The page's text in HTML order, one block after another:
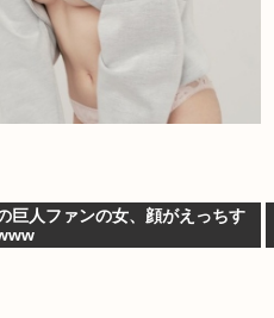
巨人ファンの女、顔がえっちす